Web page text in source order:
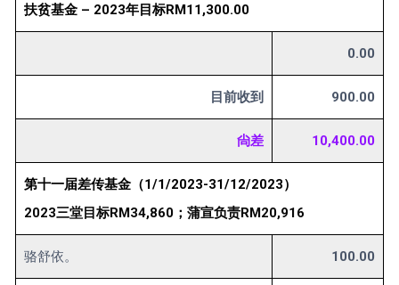
扶贫基金 – 2023年目标RM11,300.00
0.00
目前收到 900.00
尙差 10,400.00
第十一届差传基金（1/1/2023-31/12/2023）
2023三堂目标RM34,860；蒲宣负责RM20,916
骆舒依。 100.00